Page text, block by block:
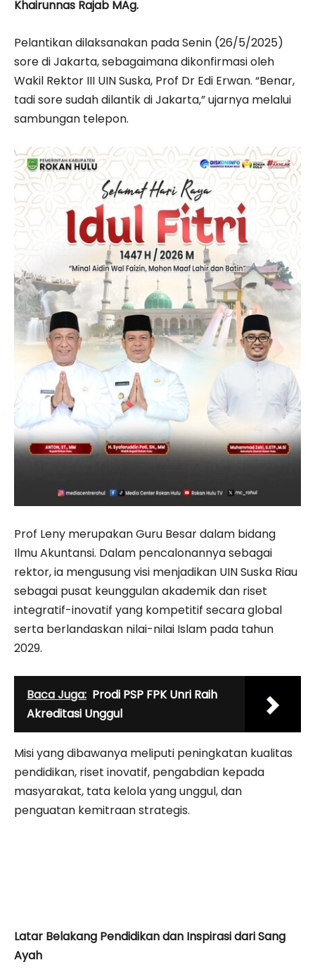
Khairunnas Rajab MAg.
Pelantikan dilaksanakan pada Senin (26/5/2025)
sore di Jakarta, sebagaimana dikonfirmasi oleh
Wakil Rektor III UIN Suska, Prof Dr Edi Erwan. “Benar,
tadi sore sudah dilantik di Jakarta,” ujarnya melalui
sambungan telepon.
Prof Leny merupakan Guru Besar dalam bidang
Ilmu Akuntansi. Dalam pencalonannya sebagai
rektor, ia mengusung visi menjadikan UIN Suska Riau
sebagai pusat keunggulan akademik dan riset
integratif-inovatif yang kompetitif secara global
serta berlandaskan nilai-nilai Islam pada tahun
2029.
Baca Juga: Prodi PSP FPK Unri Raih
Akreditasi Unggul
Misi yang dibawanya meliputi peningkatan kualitas
pendidikan, riset inovatif, pengabdian kepada
masyarakat, tata kelola yang unggul, dan
penguatan kemitraan strategis.
Latar Belakang Pendidikan dan Inspirasi dari Sang
Ayah